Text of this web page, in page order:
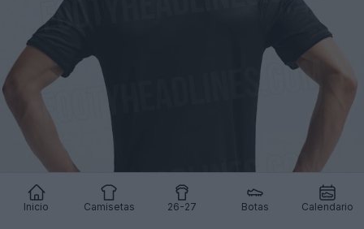
Inicio Camisetas 26-27 Botas Calendario